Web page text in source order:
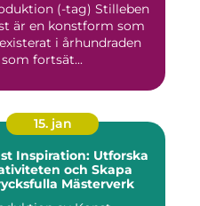
(-tag) Stilleben
är en konstform som
i århundraden
fortsät...
15. jan
Inspiration: Utforska
och Skapa
Mästerverk